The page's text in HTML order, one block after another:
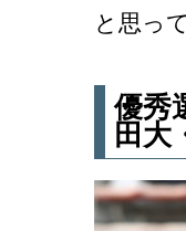
と思っ
優秀
田大